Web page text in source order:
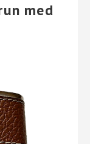
med